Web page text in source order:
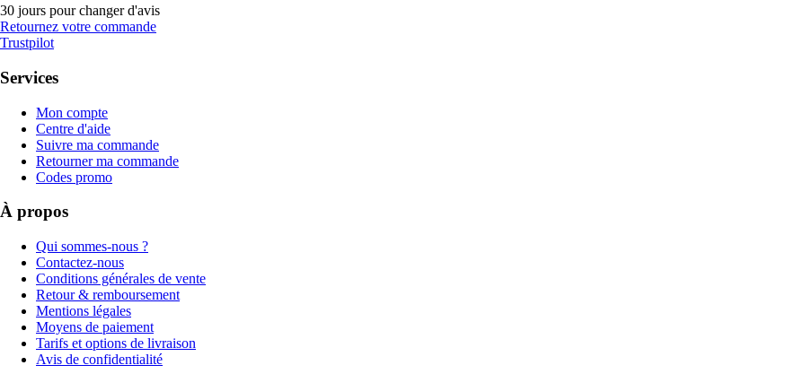
30 jours pour changer d'avis
Retournez votre commande
Trustpilot
Services
Mon compte
Centre d'aide
Suivre ma commande
Retourner ma commande
Codes promo
À propos
Qui sommes-nous ?
Contactez-nous
Conditions générales de vente
Retour & remboursement
Mentions légales
Moyens de paiement
Tarifs et options de livraison
Avis de confidentialité